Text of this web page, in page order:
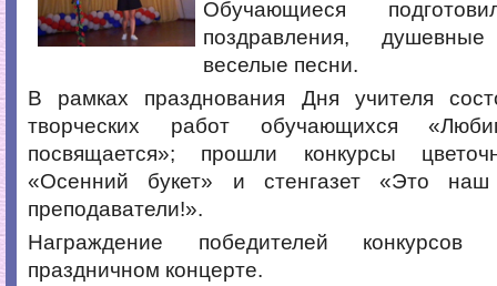
Обучающиеся
поздравления, душевные
веселые песни.
В рамках празднования Дня учителя
творческих работ обучающихся
посвящается»; прошли конкурсы
«Осенний букет» и стенгазет «Это
преподаватели!».
Награждение победителей конкурсов
праздничном концерте.